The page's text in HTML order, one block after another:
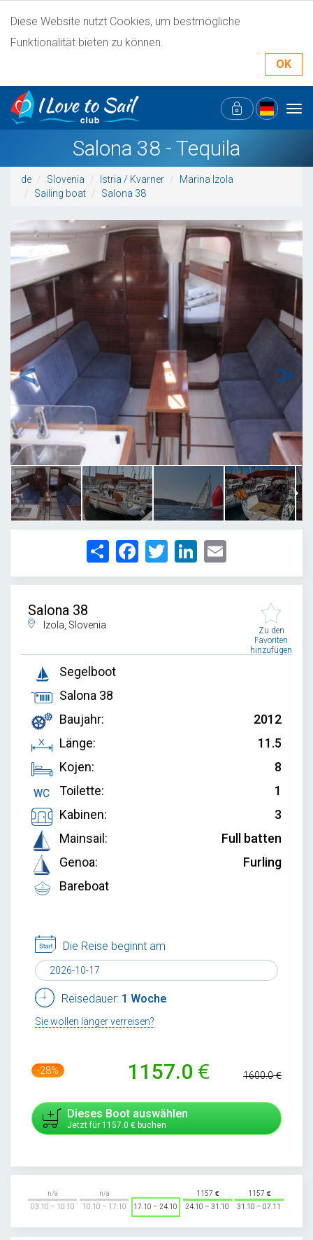
Diese Website nutzt Cookies, um bestmögliche
Funktionalität bieten zu können.
OK
Salona 38 - Tequila
de Slovenia Istria / Kvarner
Marina Izola
Sailing boat
Salona 38
1/10
Share FacebookTwitter LinkedIn
Salona 38
Izola, Slovenia
Zu den
Favoriten
hinzufügen
Segelboot
Salona 38
Baujahr:
2012
Länge:
11.5
Kojen:
8
Toilette:
1
Kabinen:
3
Mainsail:
Full batten
Genoa:
Furling
Bareboat
Die Reise beginnt am
Reisedauer: 1 Woche
Sie wollen länger verreisen?
-28% 1157.0 1600.0
Dieses Boot auswählen
Jetzt für 1157.0 buchen
n/a
03.10 – 10.10
n/a
10.10 – 17.10
17.10 – 24.10
1157
24.10 – 31.10
1157
31.10 – 07.11